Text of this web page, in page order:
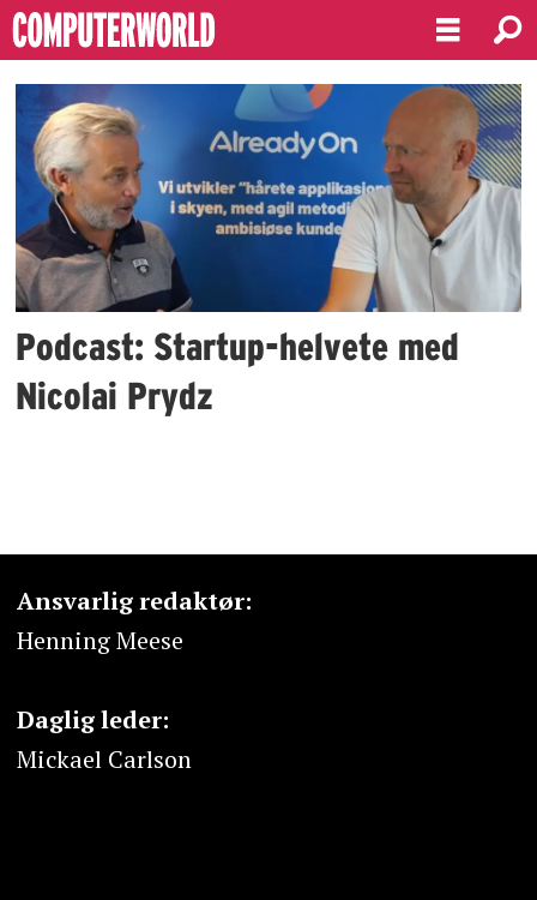
Emne:
coshopper
Podcast: Startup-helvete med
Nicolai Prydz
Ansvarlig redaktør:
Henning Meese
Daglig leder:
Mickael Carlson